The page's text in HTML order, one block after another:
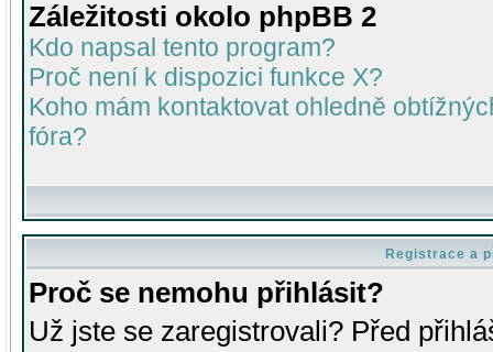
Záležitosti okolo phpBB 2
Kdo napsal tento program?
Proč není k dispozici funkce X?
Koho mám kontaktovat ohledně
fóra?
Registrace a
Proč se nemohu přihlásit?
Už jste se zaregistrovali? Před